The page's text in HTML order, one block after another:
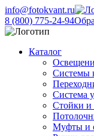
info@fotokvant.ru
8 (800) 775-24-94
Каталог
Системы
Система
Стойки и
Муфты и